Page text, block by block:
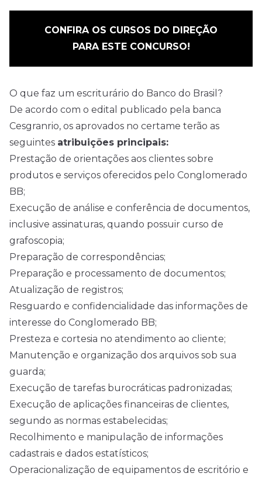
CONFIRA OS CURSOS DO DIREÇÃO
PARA ESTE CONCURSO!
O que faz um escriturário do Banco do Brasil?
De acordo com o edital publicado pela banca
Cesgranrio, os aprovados no certame terão as
seguintes atribuições principais:
Prestação de orientações aos clientes sobre
produtos e serviços oferecidos pelo Conglomerado
BB;
Execução de análise e conferência de documentos,
inclusive assinaturas, quando possuir curso de
grafoscopia;
Preparação de correspondências;
Preparação e processamento de documentos;
Atualização de registros;
Resguardo e confidencialidade das informações de
interesse do Conglomerado BB;
Presteza e cortesia no atendimento ao cliente;
Manutenção e organização dos arquivos sob sua
guarda;
Execução de tarefas burocráticas padronizadas;
Execução de aplicações financeiras de clientes,
segundo as normas estabelecidas;
Recolhimento e manipulação de informações
cadastrais e dados estatísticos;
Operacionalização de equipamentos de escritório e